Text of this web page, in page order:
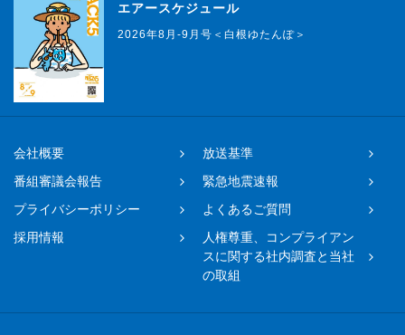
エアースケジュール
2026年8月-9月号＜白根ゆたんぽ＞
会社概要
放送基準
番組審議会報告
緊急地震速報
プライバシーポリシー
よくあるご質問
採用情報
人権尊重、コンプライアン
スに関する社内調査と当社
の取組